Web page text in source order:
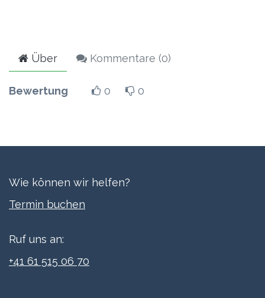
Über Kommentare (0)
Bewertung 0 0
Wie können wir helfen?
Termi​n buchen
Ruf uns an:
+41 61 515 06 70